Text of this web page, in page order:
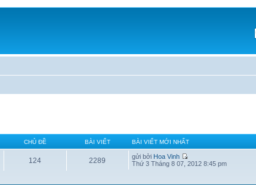
CHỦ ĐỀ BÀI VIẾT BÀI VIẾT MỚI NHẤT
124 2289 gửi bởi Hoa Vinh
Thứ 3 Tháng 8 07, 2012 8:45 pm